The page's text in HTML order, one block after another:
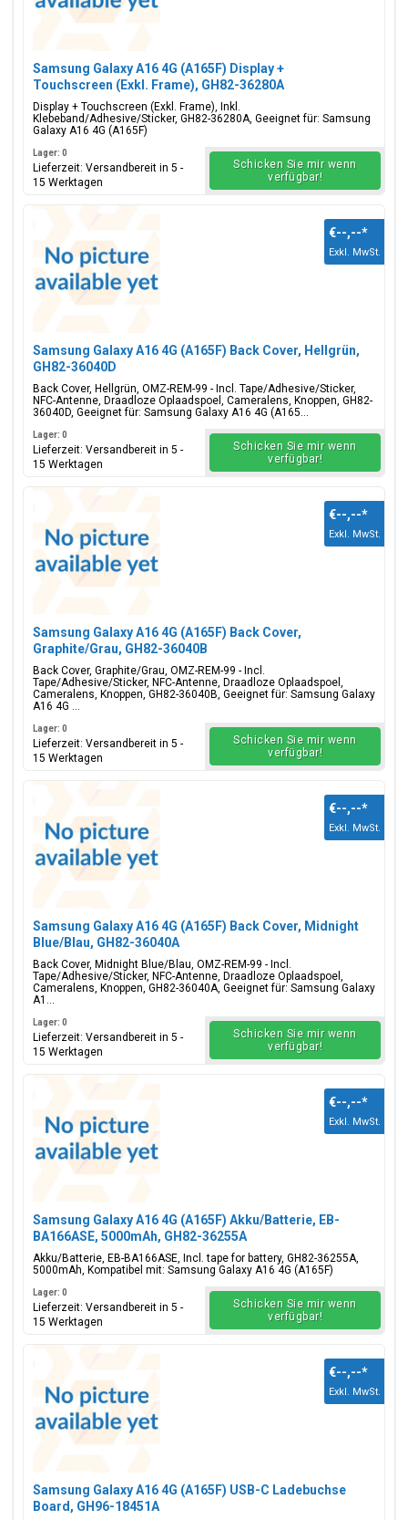
Samsung Galaxy A16 4G (A165F) Display +
Touchscreen (Exkl. Frame), GH82-36280A
Display + Touchscreen (Exkl. Frame), Inkl.
Klebeband/Adhesive/Sticker, GH82-36280A, Geeignet für: Samsung
Galaxy A16 4G (A165F)
Lager: 0
Lieferzeit: Versandbereit in 5 -
15 Werktagen
Schicken Sie mir wenn
verfügbar!
Samsung Galaxy A16 4G (A165F) Back Cover, Hellgrün,
GH82-36040D
Back Cover, Hellgrün, OMZ-REM-99 - Incl. Tape/Adhesive/Sticker,
NFC-Antenne, Draadloze Oplaadspoel, Cameralens, Knoppen, GH82-
36040D, Geeignet für: Samsung Galaxy A16 4G (A165...
€--,--*
Exkl. MwSt.
Lager: 0
Lieferzeit: Versandbereit in 5 -
15 Werktagen
Schicken Sie mir wenn
verfügbar!
Samsung Galaxy A16 4G (A165F) Back Cover,
Graphite/Grau, GH82-36040B
Back Cover, Graphite/Grau, OMZ-REM-99 - Incl.
Tape/Adhesive/Sticker, NFC-Antenne, Draadloze Oplaadspoel,
Cameralens, Knoppen, GH82-36040B, Geeignet für: Samsung Galaxy
A16 4G ...
€--,--*
Exkl. MwSt.
Lager: 0
Lieferzeit: Versandbereit in 5 -
15 Werktagen
Schicken Sie mir wenn
verfügbar!
Samsung Galaxy A16 4G (A165F) Back Cover, Midnight
Blue/Blau, GH82-36040A
Back Cover, Midnight Blue/Blau, OMZ-REM-99 - Incl.
Tape/Adhesive/Sticker, NFC-Antenne, Draadloze Oplaadspoel,
Cameralens, Knoppen, GH82-36040A, Geeignet für: Samsung Galaxy
A1...
€--,--*
Exkl. MwSt.
Lager: 0
Lieferzeit: Versandbereit in 5 -
15 Werktagen
Schicken Sie mir wenn
verfügbar!
Samsung Galaxy A16 4G (A165F) Akku/Batterie, EB-
BA166ASE, 5000mAh, GH82-36255A
Akku/Batterie, EB-BA166ASE, Incl. tape for battery, GH82-36255A,
5000mAh, Kompatibel mit: Samsung Galaxy A16 4G (A165F)
€--,--*
Exkl. MwSt.
Lager: 0
Lieferzeit: Versandbereit in 5 -
15 Werktagen
Schicken Sie mir wenn
verfügbar!
Samsung Galaxy A16 4G (A165F) USB-C Ladebuchse
Board, GH96-18451A
€--,--*
Exkl. MwSt.